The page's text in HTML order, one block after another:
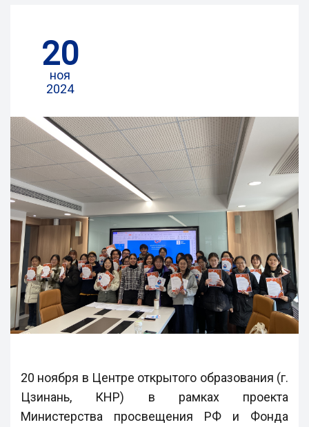
20
ноя
2024
20 ноября в Центре открытого образования (г.
Цзинань, КНР) в рамках проекта
Министерства просвещения РФ и Фонда